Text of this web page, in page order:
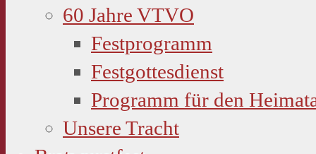
60 Jahre VTVO
Festprogramm
Festgottesdienst
Programm für den
Unsere Tracht